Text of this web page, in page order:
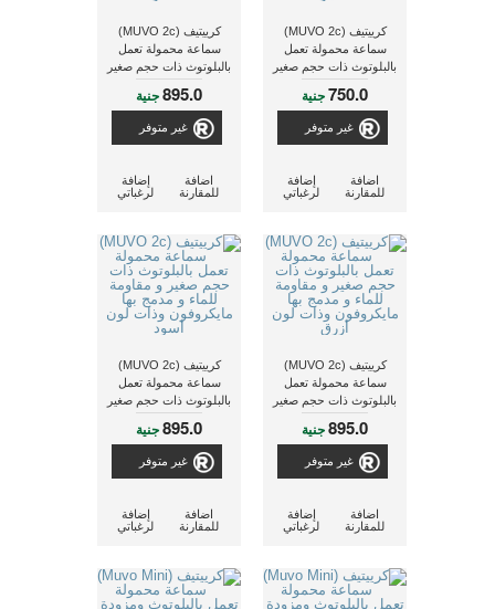
كرييتيف (MUVO 2c)
سماعة محمولة تعمل
بالبلوتوث ذات حجم صغير
مدمج بها و مقاومة للماء و
مايكروفون وذات لون
750.0جنية
غير متوفر
إضافة
لرغباتي
اضافة
للمقارنة
كرييتيف (MUVO 2c)
سماعة محمولة تعمل
بالبلوتوث ذات حجم صغير
و مقاومة للماء و مدمج بها
مايكروفون وذات لون
895.0جنية
غير متوفر
إضافة
لرغباتي
اضافة
للمقارنة
كرييتيف (MUVO 2c)
سماعة محمولة تعمل
بالبلوتوث ذات حجم صغير
و مقاومة للماء و مدمج بها
مايكروفون وذات لون
895.0جنية
غير متوفر
إضافة
لرغباتي
اضافة
للمقارنة
كرييتيف (MUVO 2c)
سماعة محمولة تعمل
بالبلوتوث ذات حجم صغير
و مقاومة للماء و مدمج بها
مايكروفون وذات لون
895.0جنية
غير متوفر
إضافة
لرغباتي
اضافة
للمقارنة